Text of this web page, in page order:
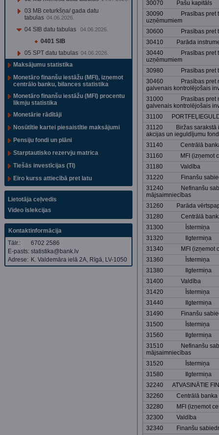
03 MB ceturkšņa/ gada datu
tabulas 04.06.2026.
04 SIB datu tabulas 04.06.2026.
0401 SIB
05 SPT datu tabulas 04.06.2026.
Maksājumu statistika
Monetāro finanšu iestāžu (MFI), izņemot
centrālo banku, bilances statistika
Monetāro finanšu iestāžu (MFI) procentu
likmju statistika
Monetārie rādītāji
Nosūtītie kartei piesaistītie maksājumi
Pensiju fondi un plāni
Starptautisko rezervju matrica
Tiešās investīcijas (TI)
Eiro kurss attiecībā pret latu
Lietotāja ceļvedis
Video īslekcijas
Kontaktinformācija
Tālr.:
6702 2586
E-pasts: statistika@bank.lv
Adrese: K. Valdemāra ielā 2A, Rīgā, LV-1050
30070 Pašu kapitāls
30090 Prasības pret
uzņēmumiem
30600 Prasības pret
30410 Parāda
30440 Prasības pret
uzņēmumiem
30980 Prasības pret
30460 Prasības pret
galvenais kontrolējošais
31000 Prasības pret
galvenais kontrolējošais
31100
31120 Biržas sarakstā
akcijas un ieguldījumu
31140 Centrālā
31160 MFI (izņemot
31180 Valdība
31220 Finanšu
31240 Nefinanšu
mājsaimniecības
31260 Parāda
31280 Centrālā
31300 Īstermiņa
31320 Ilgtermiņa
31340 MFI (izņemot
31360 Īstermiņa
31380 Ilgtermiņa
31400 Valdība
31420 Īstermiņa
31440 Ilgtermiņa
31490 Finanšu
31500 Īstermiņa
31560 Ilgtermiņa
31510 Nefinanšu
mājsaimniecības
31520 Īstermiņa
31580 Ilgtermiņa
32240 ATVASINĀTIE
32260 Centrālā banka
32280 MFI (izņemot
32300 Valdība
32340 Finanšu